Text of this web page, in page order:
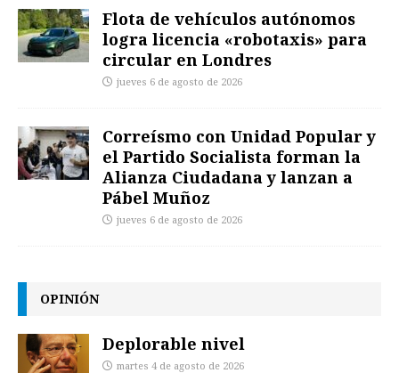
Flota de vehículos autónomos
logra licencia «robotaxis» para
circular en Londres
jueves 6 de agosto de 2026
Correísmo con Unidad Popular y
el Partido Socialista forman la
Alianza Ciudadana y lanzan a
Pábel Muñoz
jueves 6 de agosto de 2026
OPINIÓN
Deplorable nivel
martes 4 de agosto de 2026